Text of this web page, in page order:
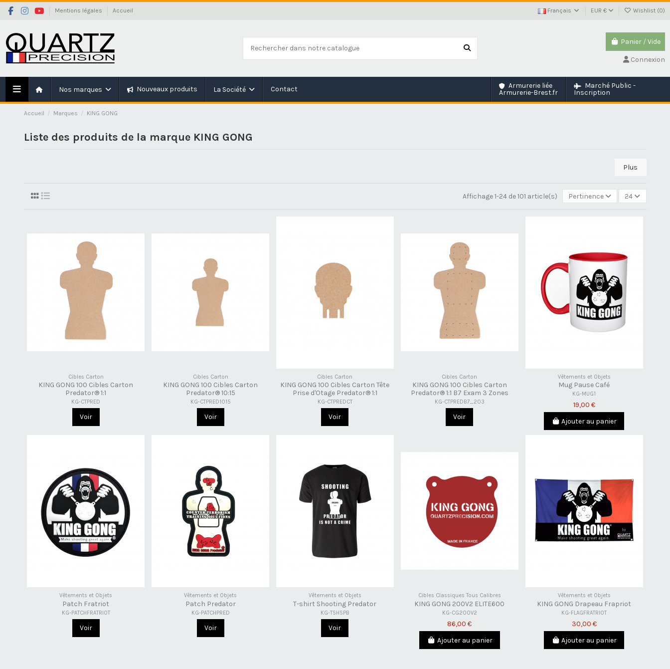
Mentions légales Accueil Français EUR € Wishlist (0)
Panier / Vide
Connexion
Nos marques Nouveaux produits La Société Contact
Marché Public -
Inscription
Armurerie liée
Armurerie-Brest.fr
Accueil Marques KING GONG
Liste des produits de la marque KING GONG
Plus
Affichage 1-24 de 101 article(s) Pertinence 24
Cibles Carton
KING GONG 100 Cibles Carton
Predator® 1:1
KG-CTPRED
Voir
Cibles Carton
KING GONG 100 Cibles Carton
Predator® 10:15
KG-CTPRED1015
Voir
Cibles Carton
KING GONG 100 Cibles Carton Tête
Prise d'Otage Predator® 1:1
KG-CTPREDCT
Voir
Cibles Carton
KING GONG 100 Cibles Carton
Predator® 1:1 B7 Exam 3 Zones
KG-CTPREDB7_2O3
Voir
Vêtements et Objets
Mug Pause Café
KG-MUG1
19,00 €
Ajouter au panier
Vêtements et Objets
Patch Fratriot
KG-PATCHFRATRIOT
Voir
Vêtements et Objets
Patch Predator
KG-PATCHPRED
Voir
Vêtements et Objets
T-shirt Shooting Predator
KG-TSHSPB
Voir
Cibles Classiques Tous Calibres
KING GONG 200V2 ELITE600
KG-CG200V2
86,00 €
Ajouter au panier
Vêtements et Objets
KING GONG Drapeau Frapriot
KG-FLAGFRATRIOT
30,00 €
Ajouter au panier